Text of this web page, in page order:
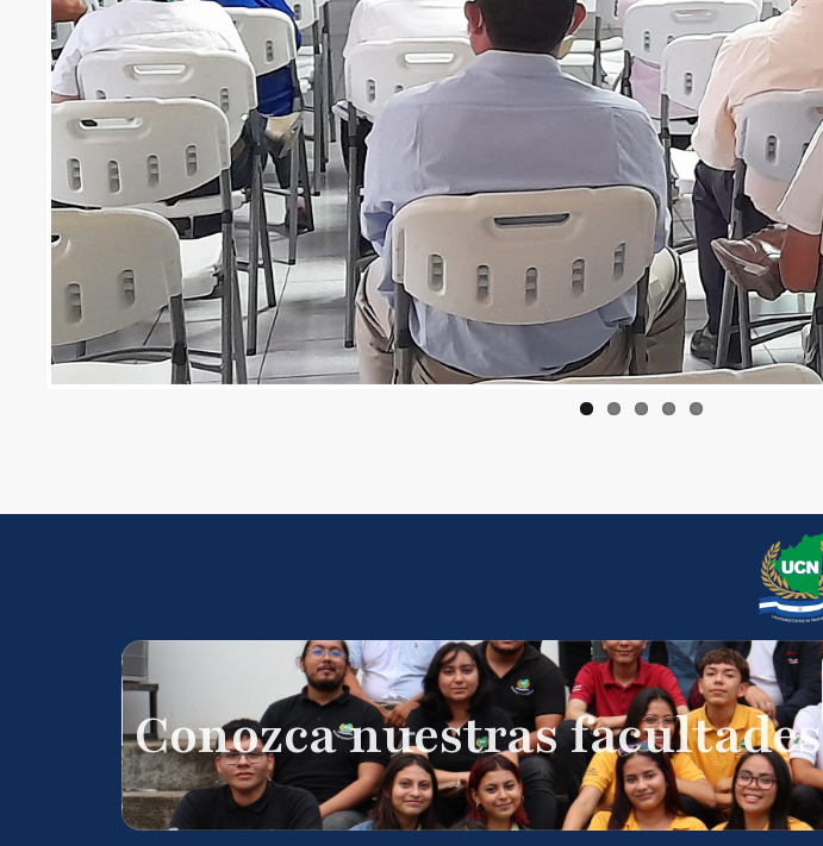
Conozca nuestras facultades